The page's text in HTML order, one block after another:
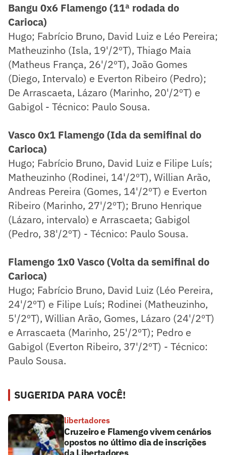
Bangu 0x6 Flamengo (11ª rodada do
Carioca)
Hugo; Fabrício Bruno, David Luiz e Léo Pereira;
Matheuzinho (Isla, 19'/2ºT), Thiago Maia
(Matheus França, 26'/2ºT), João Gomes
(Diego, Intervalo) e Everton Ribeiro (Pedro);
De Arrascaeta, Lázaro (Marinho, 20'/2ºT) e
Gabigol - Técnico: Paulo Sousa.
Vasco 0x1 Flamengo (Ida da semifinal do
Carioca)
Hugo; Fabrício Bruno, David Luiz e Filipe Luís;
Matheuzinho (Rodinei, 14'/2ºT), Willian Arão,
Andreas Pereira (Gomes, 14'/2ºT) e Everton
Ribeiro (Marinho, 27'/2ºT); Bruno Henrique
(Lázaro, intervalo) e Arrascaeta; Gabigol
(Pedro, 38'/2ºT) - Técnico: Paulo Sousa.
Flamengo 1x0 Vasco (Volta da semifinal do
Carioca)
Hugo; Fabrício Bruno, David Luiz (Léo Pereira,
24'/2ºT) e Filipe Luís; Rodinei (Matheuzinho,
5'/2ºT), Willian Arão, Gomes, Lázaro (24'/2ºT)
e Arrascaeta (Marinho, 25'/2ºT); Pedro e
Gabigol (Everton Ribeiro, 37'/2ºT) - Técnico:
Paulo Sousa.
SUGERIDA PARA VOCÊ!
libertadores
Cruzeiro e Flamengo vivem cenários
opostos no último dia de inscrições
da Libertadores